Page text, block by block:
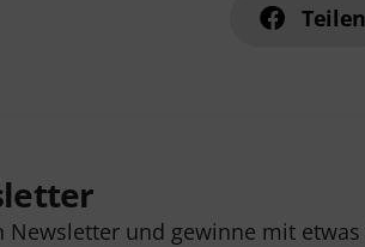
Teilen
Newsletter und gewinne mit etwas